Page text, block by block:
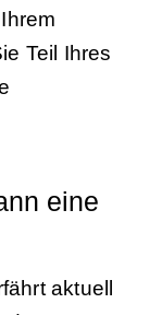
Teil Ihres
eine
aktuell